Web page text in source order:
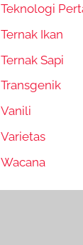
Teknologi
Ternak Ikan
Ternak Sapi
Transgenik
Vanili
Varietas
Wacana